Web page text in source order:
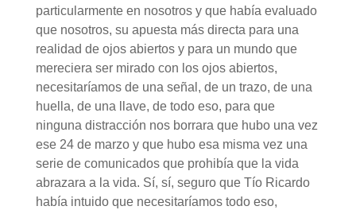
particularmente en nosotros y que había evaluado
que nosotros, su apuesta más directa para una
realidad de ojos abiertos y para un mundo que
mereciera ser mirado con los ojos abiertos,
necesitaríamos de una señal, de un trazo, de una
huella, de una llave, de todo eso, para que
ninguna distracción nos borrara que hubo una vez
ese 24 de marzo y que hubo esa misma vez una
serie de comunicados que prohibía que la vida
abrazara a la vida. Sí, sí, seguro que Tío Ricardo
había intuido que necesitaríamos todo eso,